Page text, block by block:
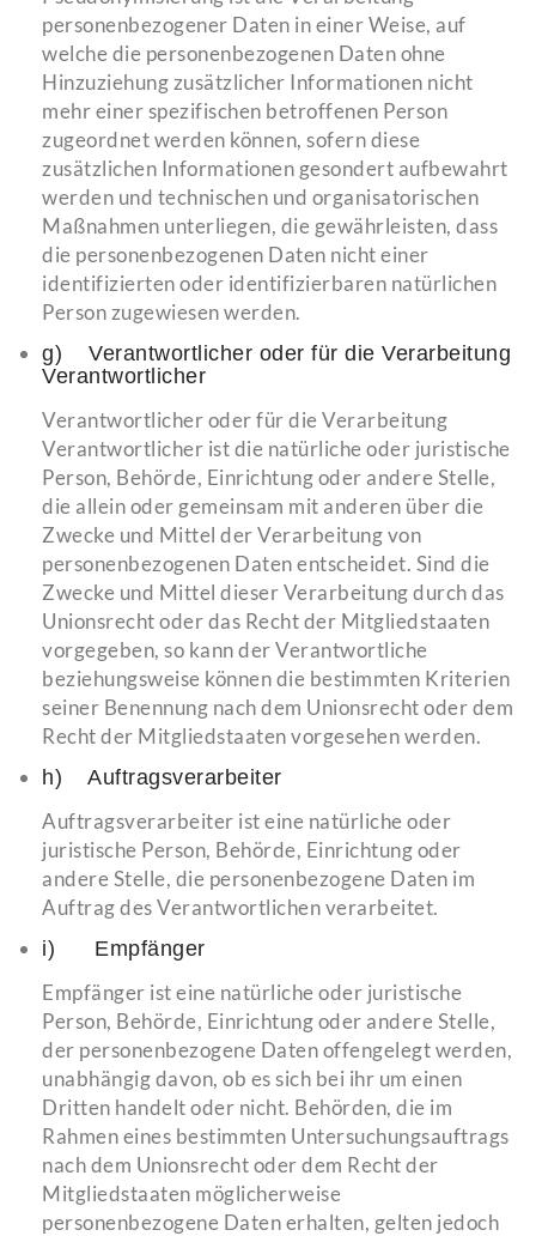
personenbezogener Daten in einer Weise, auf
welche die personenbezogenen Daten ohne
Hinzuziehung zusätzlicher Informationen nicht
mehr einer spezifischen betroffenen Person
zugeordnet werden können, sofern diese
zusätzlichen Informationen gesondert aufbewahrt
werden und technischen und organisatorischen
Maßnahmen unterliegen, die gewährleisten, dass
die personenbezogenen Daten nicht einer
identifizierten oder identifizierbaren natürlichen
Person zugewiesen werden.
g) Verantwortlicher oder für die Verarbeitung
Verantwortlicher
Verantwortlicher oder für die Verarbeitung
Verantwortlicher ist die natürliche oder juristische
Person, Behörde, Einrichtung oder andere Stelle,
die allein oder gemeinsam mit anderen über die
Zwecke und Mittel der Verarbeitung von
personenbezogenen Daten entscheidet. Sind die
Zwecke und Mittel dieser Verarbeitung durch das
Unionsrecht oder das Recht der Mitgliedstaaten
vorgegeben, so kann der Verantwortliche
beziehungsweise können die bestimmten Kriterien
seiner Benennung nach dem Unionsrecht oder dem
Recht der Mitgliedstaaten vorgesehen werden.
h) Auftragsverarbeiter
Auftragsverarbeiter ist eine natürliche oder
juristische Person, Behörde, Einrichtung oder
andere Stelle, die personenbezogene Daten im
Auftrag des Verantwortlichen verarbeitet.
i) Empfänger
Empfänger ist eine natürliche oder juristische
Person, Behörde, Einrichtung oder andere Stelle,
der personenbezogene Daten offengelegt werden,
unabhängig davon, ob es sich bei ihr um einen
Dritten handelt oder nicht. Behörden, die im
Rahmen eines bestimmten Untersuchungsauftrags
nach dem Unionsrecht oder dem Recht der
Mitgliedstaaten möglicherweise
personenbezogene Daten erhalten, gelten jedoch